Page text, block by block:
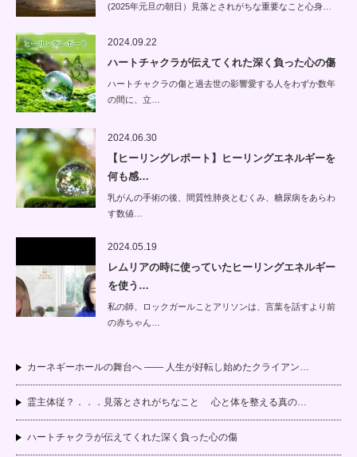
(2025年元旦の朝日）見落とされがちな重要なこと心身…
2024.09.22
ハートチャクラが伝えてくれた深く負った心の傷
ハートチャクラの傷と過去世の影響愛する人をわずか数年
の間に、立…
2024.06.30
【ヒーリングレポート】ヒーリングエネルギーを
何も感…
乳がんの手術の後、間質性肺炎とむくみ、糖尿病をあらわ
す数値…
2024.05.19
レムリアの時に使っていたヒーリングエネルギー
を使う…
私の師、ロックガールことアリソンは、言葉を話すより前
の赤ちゃん…
カーネギーホールの舞台へ —— 人生が好転し始めたクライアン…
霊主体従？．．．見落とされがちなこと 心と体を整える真の…
ハートチャクラが伝えてくれた深く負った心の傷